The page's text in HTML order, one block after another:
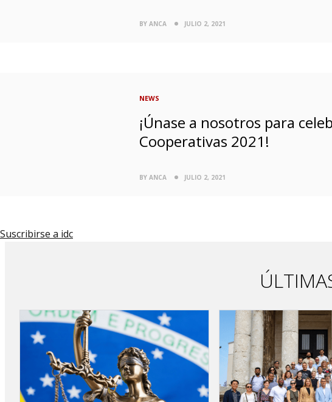
BY ANCA JULIO 2, 2021
NEWS
¡Únase a nosotros para
Cooperativas 2021!
BY ANCA JULIO 2, 2021
Suscribirse a idc